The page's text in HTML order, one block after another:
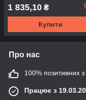
1 835,10 ₴
Купити
Про нас
100% позитивних з
Працює з